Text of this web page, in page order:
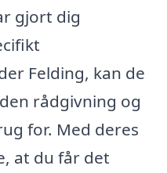
gjort dig
Felding, kan de
rådgivning og
for. Med deres
at du får det